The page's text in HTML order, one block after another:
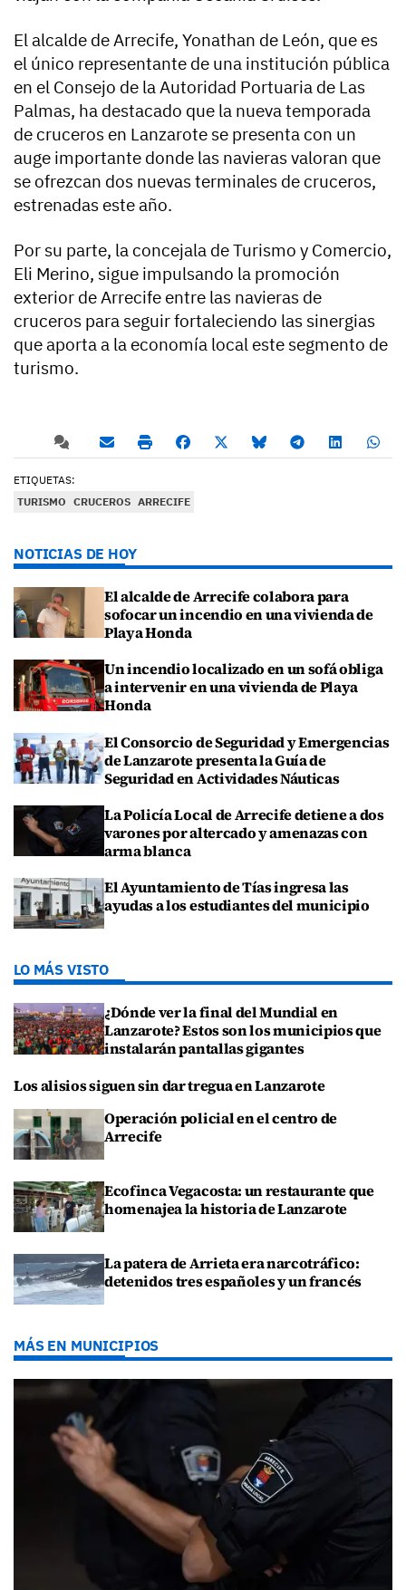
El alcalde de Arrecife, Yonathan de León, que es
el único representante de una institución pública
en el Consejo de la Autoridad Portuaria de Las
Palmas, ha destacado que la nueva temporada
de cruceros en Lanzarote se presenta con un
auge importante donde las navieras valoran que
se ofrezcan dos nuevas terminales de cruceros,
estrenadas este año.
Por su parte, la concejala de Turismo y Comercio,
Eli Merino, sigue impulsando la promoción
exterior de Arrecife entre las navieras de
cruceros para seguir fortaleciendo las sinergias
que aporta a la economía local este segmento de
turismo.
ETIQUETAS:
TURISMO CRUCEROS ARRECIFE
NOTICIAS DE HOY
El alcalde de Arrecife colabora para
sofocar un incendio en una vivienda de
Playa Honda
Un incendio localizado en un sofá obliga
a intervenir en una vivienda de Playa
Honda
El Consorcio de Seguridad y Emergencias
de Lanzarote presenta la Guía de
Seguridad en Actividades Náuticas
La Policía Local de Arrecife detiene a dos
varones por altercado y amenazas con
arma blanca
El Ayuntamiento de Tías ingresa las
ayudas a los estudiantes del municipio
LO MÁS VISTO
¿Dónde ver la final del Mundial en
Lanzarote? Estos son los municipios que
instalarán pantallas gigantes
Los alisios siguen sin dar tregua en Lanzarote
Operación policial en el centro de
Arrecife
Ecofinca Vegacosta: un restaurante que
homenajea la historia de Lanzarote
La patera de Arrieta era narcotráfico:
detenidos tres españoles y un francés
MÁS EN MUNICIPIOS